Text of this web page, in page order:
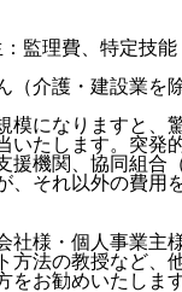
監理費、特定技
介護・建設業
になりますと
たします。突
機関、協同組
それ以外の費用
社様・個人事業主
法の教授など、
お勧めいたし